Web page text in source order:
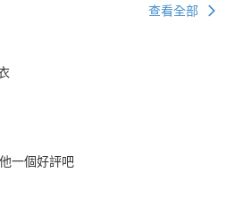
查看全部
一個好評吧